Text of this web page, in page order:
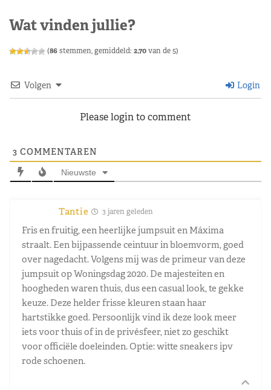
Wat vinden jullie?
(86stemmen, gemiddeld: 2,70van de 5)
Volgen Login
Please login to comment
3 COMMENTAREN
Nieuwste
Tantie 3 jaren geleden
Fris en fruitig, een heerlijke jumpsuit en Máxima
straalt. Een bijpassende ceintuur in bloemvorm, goed
over nagedacht. Volgens mij was de primeur van deze
jumpsuit op Woningsdag 2020. De majesteiten en
hoogheden waren thuis, dus een casual look, te gekke
keuze. Deze helder frisse kleuren staan haar
hartstikke goed. Persoonlijk vind ik deze look meer
iets voor thuis of in de privésfeer, niet zo geschikt
voor officiële doeleinden. Optie: witte sneakers ipv
rode schoenen.